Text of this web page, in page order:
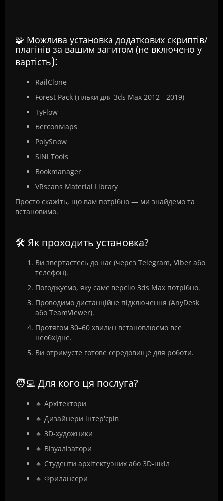
🧩 Можлива установка додаткових скриптів/
плагінів за вашим запитом (не включено у
вартість):
RailClone
Forest Pack (тільки для 3ds Max 2012 - 2019)
TyFlow
BerconMaps
PolySnow
SiNi Tools
Bookmanager
VRscans Material Library
Просто скажіть, що вам потрібно — ми знайдемо та
встановимо.
🛠️ Як проходить установка?
Ви звертаєтесь до нас (через Telegram, Viber або
телефон).
Погоджуємо, яку саме версію 3ds Max потрібно.
Проводимо дистанційне підключення (AnyDesk
або TeamViewer).
Протягом 30–60 хвилин встановлюємо все
необхідне.
Ви отримуєте готове середовище для роботи.
🧑‍💻 Для кого ця послуга?
🔸 Архітектори
🔸 Дизайнери інтер'єрів
🔸 3D-художники
🔸 Візуалізатори
🔸 Студенти архітектурних або 3D-шкіл
🔸 Фрилансери